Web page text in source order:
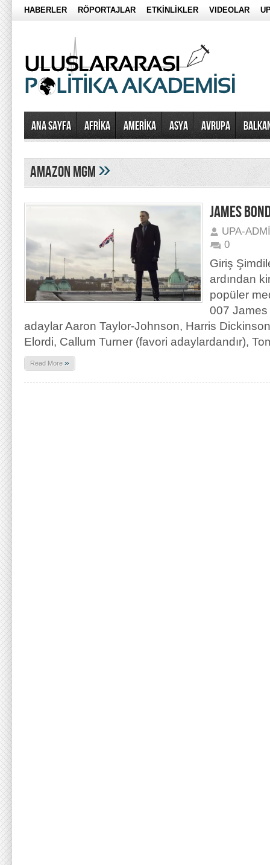
HABERLER RÖPORTAJLAR ETKİNLİKLER VIDEOLAR
Ana Sayfa AFRİKA AMERİKA ASYA AVRUPA
amazon mgm»
JAMES
UPA-
0
Giriş
ardından
popüler
007
adaylar Aaron Taylor-Johnson, Harris
Elordi, Callum Turner (favori adaylardandır),
Read More »